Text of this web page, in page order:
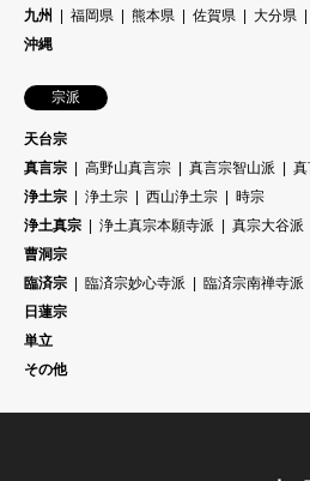
九州
福岡県 熊本県 佐賀県 大分県
沖縄
宗派
天台宗
真言宗
高野山真言宗 真言宗智山派 真
浄土宗
浄土宗 西山浄土宗
時宗
浄土真宗
浄土真宗本願寺派 真宗大谷派
曹洞宗
臨済宗
臨済宗妙心寺派
臨済宗南禅寺派
日蓮宗
単立
その他